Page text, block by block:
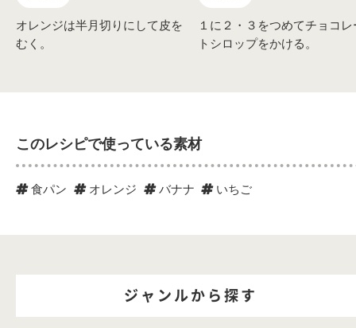
オレンジは半月切りにして皮を
むく。
１に２・３をつめてチョコレ
トシロップをかける。
このレシピで使っている素材
食パン オレンジ バナナ いちご
ジャンルから探す